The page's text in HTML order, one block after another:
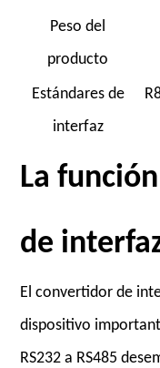
Peso del
producto
Estándares de
interfaz
La
de
El convertidor de
dispositivo
RS232 a RS485